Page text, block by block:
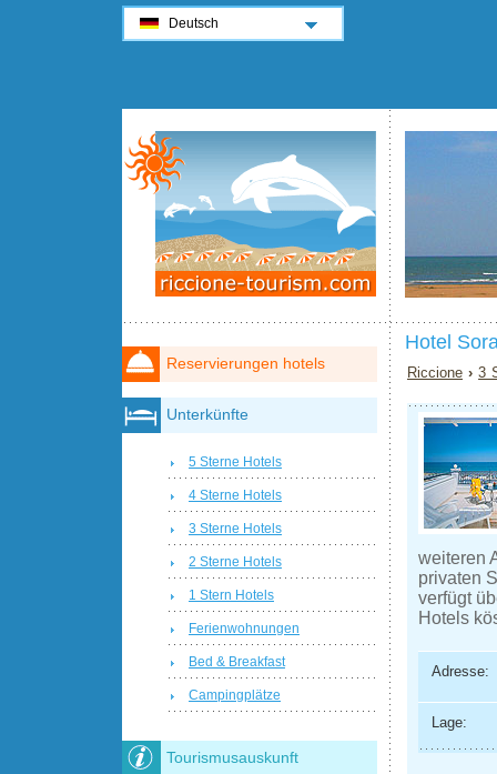
Hotel
Riccione ›3
weiteren
privaten
verfügt
Hotels
Adresse:
Lage:
Reservierungen hotels
Unterkünfte
5 Sterne Hotels
4 Sterne Hotels
3 Sterne Hotels
2 Sterne Hotels
1 Stern Hotels
Ferienwohnungen
Bed & Breakfast
Campingplätze
Tourismusauskunft
Deutsch